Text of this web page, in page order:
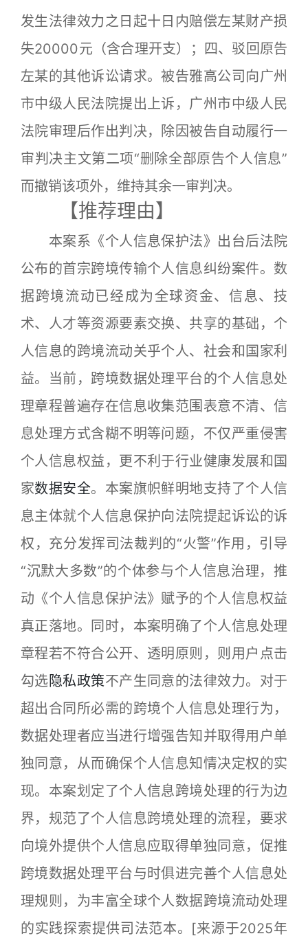
发生法律效力之日起十日内赔偿左某财产损
失20000元（含合理开支）；四、驳回原告
左某的其他诉讼请求。被告雅高公司向广州
市中级人民法院提出上诉，广州市中级人民
法院审理后作出判决，除因被告自动履行一
审判决主文第二项“删除全部原告个人信息”
而撤销该项外，维持其余一审判决。
【推荐理由】
本案系《个人信息保护法》出台后法院
公布的首宗跨境传输个人信息纠纷案件。数
据跨境流动已经成为全球资金、信息、技
术、人才等资源要素交换、共享的基础，个
人信息的跨境流动关乎个人、社会和国家利
益。当前，跨境数据处理平台的个人信息处
理章程普遍存在信息收集范围表意不清、信
息处理方式含糊不明等问题，不仅严重侵害
个人信息权益，更不利于行业健康发展和国
家数据安全。本案旗帜鲜明地支持了个人信
息主体就个人信息保护向法院提起诉讼的诉
权，充分发挥司法裁判的“火警”作用，引导
“沉默大多数”的个体参与个人信息治理，推
动《个人信息保护法》赋予的个人信息权益
真正落地。同时，本案明确了个人信息处理
章程若不符合公开、透明原则，则用户点击
勾选 隐私政策不产生同意的法律效力。对于
超出合同所必需的跨境个人信息处理行为，
数据处理者应当进行增强告知并取得用户单
独同意，从而确保个人信息知情决定权的实
现。本案划定了个人信息跨境处理的行为边
界，规范了个人信息跨境处理的流程，要求
向境外提供个人信息应取得单独同意，促推
跨境数据处理平台与时俱进完善个人信息处
理规则，为丰富全球个人数据跨境流动处理
的实践探索提供司法范本。[来源于2025年